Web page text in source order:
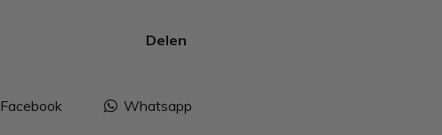
Delen
Facebook Whatsapp